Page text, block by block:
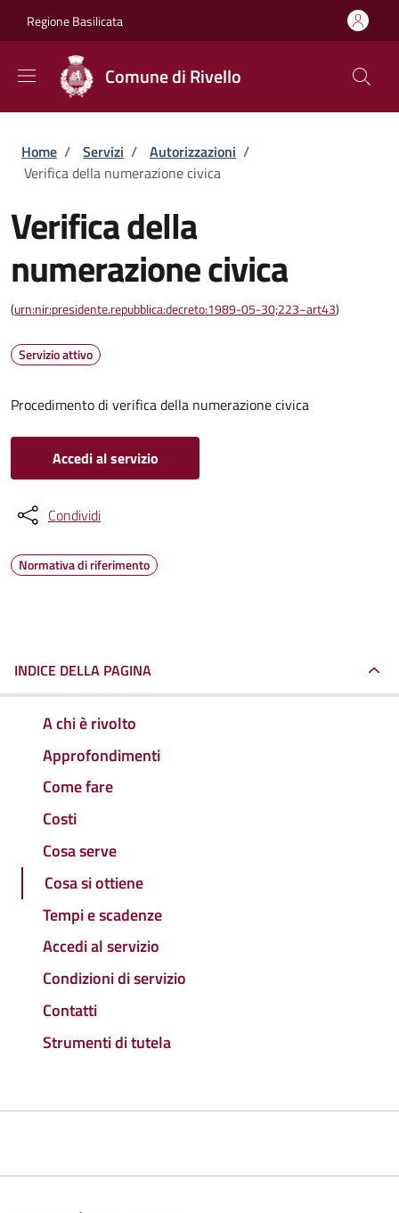
Regione Basilicata
Comune di Rivello
Briciole di pane
Home / Servizi / Autorizzazioni /
Verifica della numerazione civica
Verifica della
numerazione civica
(urn:nir:presidente.repubblica:decreto:1989-05-30;223~art43)
Servizio attivo
Procedimento di verifica della numerazione civica
Accedi al servizio
Condividi
Normativa di riferimento
INDICE DELLA PAGINA
A chi è rivolto
Approfondimenti
Come fare
Costi
Cosa serve
Cosa si ottiene
Tempi e scadenze
Accedi al servizio
Condizioni di servizio
Contatti
Strumenti di tutela